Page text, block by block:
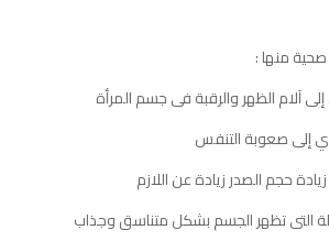
منها :
إلى آلام الظهر والرقبة فى جسم المرأة
إلى صعوبة التنفس
حجم الصدر زيادة عن اللازم
التى تظهر الجسم بشكل متناسق وجذاب